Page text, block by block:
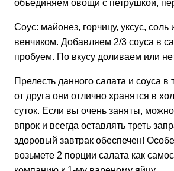
объединяем овощи с петрушкой,
Соус: майонез, горчицу, уксус,
венчиком. Добавляем 2/3 соуса в
пробуем. По вкусу доливаем или
Прелесть данного салата и соуса в
от друга они отлично хранятся в
суток. Если вы очень заняты,
впрок и всегда оставлять треть
здоровый завтрак обеспечен!
возьмете 2 порции салата как